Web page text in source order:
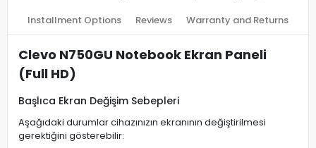
Installment Options Reviews Warranty and Returns
Clevo N750GU Notebook Ekran Paneli
(Full HD)
Başlıca Ekran Değişim Sebepleri
Aşağıdaki durumlar cihazınızın ekranının değiştirilmesi
gerektiğini gösterebilir: